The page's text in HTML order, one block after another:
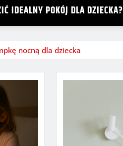
IDEALNY POKÓJ DLA DZIECKA?
nocną dla dziecka